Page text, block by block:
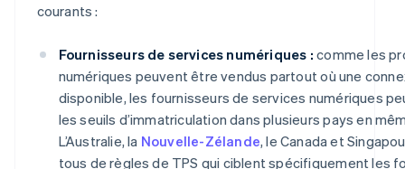
courants :
Fournisseurs de services numériques : comme les
numériques peuvent être vendus partout où une
disponible, les fournisseurs de services numériques
les seuils d’immatriculation dans plusieurs pays en
L’Australie, la Nouvelle-Zélande, le Canada et
tous de règles de TPS qui ciblent spécifiquement les